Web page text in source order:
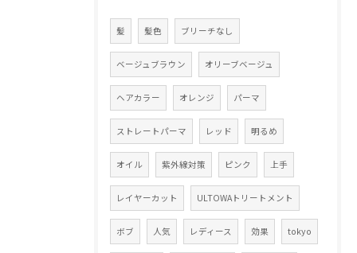
髪 髪色 ブリーチなし
ベージュブラウン オリーブベージュ
ヘアカラー オレンジ パーマ
ストレートパーマ レッド 明るめ
オイル 紫外線対策 ピンク 上手
レイヤーカット ULTOWAトリートメント
ボブ 人気 レディース 効果 tokyo